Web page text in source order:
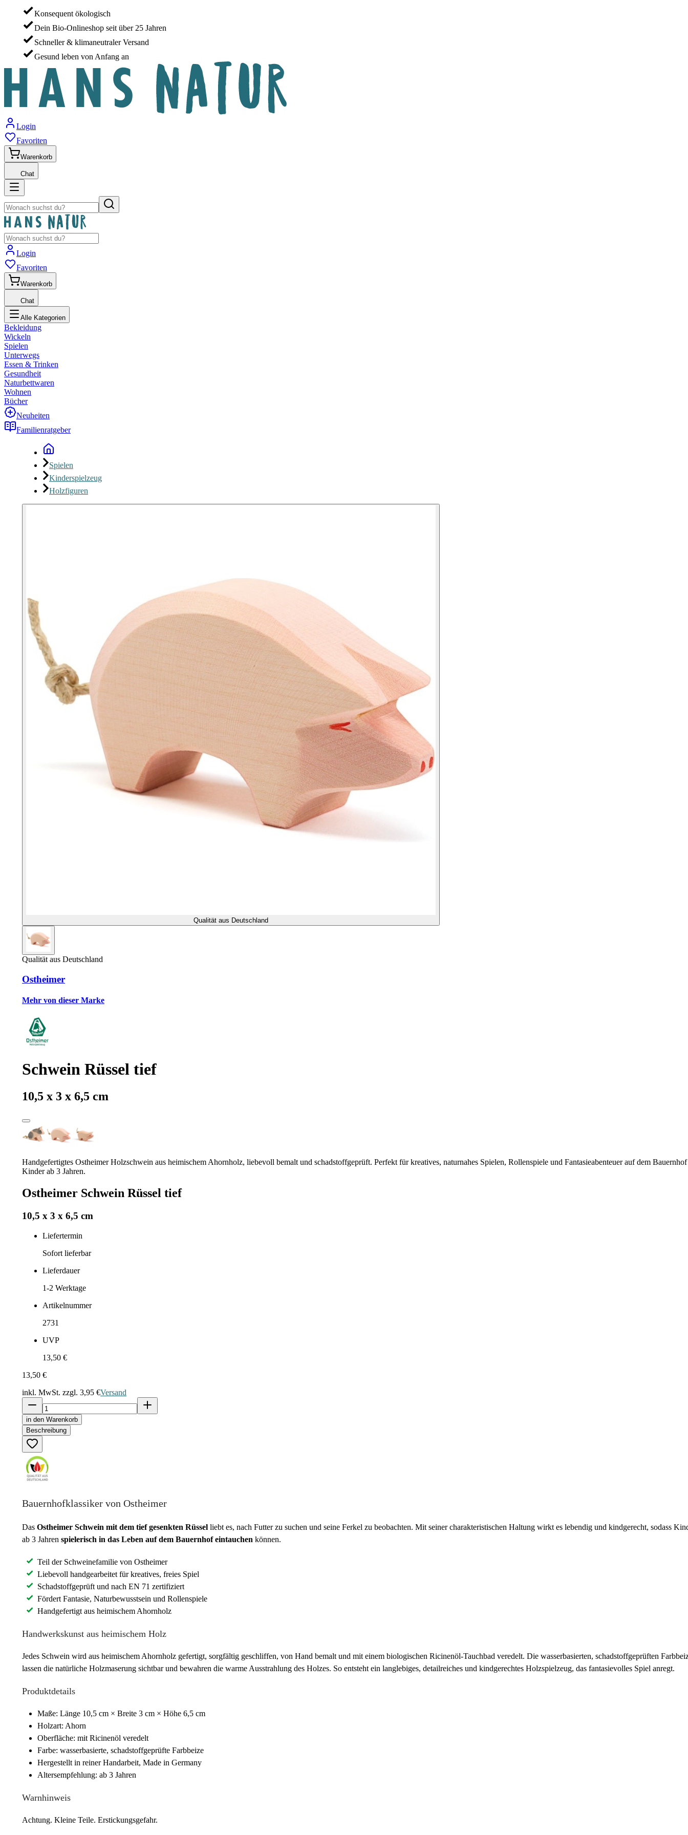
Konsequent ökologisch
Dein Bio-Onlineshop seit über 25 Jahren
Schneller & klimaneutraler Versand
Gesund leben von Anfang an
Login
Favoriten
Warenkorb
Chat
Login
Favoriten
Warenkorb
Chat
Alle Kategorien
Bekleidung
Wickeln
Spielen
Unterwegs
Essen & Trinken
Gesundheit
Naturbettwaren
Wohnen
Bücher
Neuheiten
Familienratgeber
Spielen
Kinderspielzeug
Holzfiguren
Qualität aus Deutschland
Qualität aus Deutschland
Ostheimer
Mehr von dieser Marke
Schwein Rüssel tief
10,5 x 3 x 6,5 cm
Handgefertigtes Ostheimer Holzschwein aus heimischem Ahornholz, liebevoll bemalt und schadstoffgeprüft. Perfekt für kreatives, naturnahes Spielen, Rollenspiele und Fantasieabenteuer auf dem
Kinder ab 3 Jahren.
Ostheimer Schwein Rüssel tief
10,5 x 3 x 6,5 cm
Liefertermin
Sofort lieferbar
Lieferdauer
1-2 Werktage
Artikelnummer
2731
UVP
13,50 €
13,50 €
inkl. MwSt. zzgl. 3,95 €Versand
in den Warenkorb
Beschreibung
Bauernhofklassiker von Ostheimer
Das Ostheimer Schwein mit dem tief gesenkten Rüssel liebt es, nach Futter zu suchen und seine Ferkel zu beobachten. Mit seiner charakteristischen Haltung wirkt es lebendig und kindgerecht, sodass
ab 3 Jahren spielerisch in das Leben auf dem Bauernhof eintauchen können.
Teil der Schweinefamilie von Ostheimer
Liebevoll handgearbeitet für kreatives, freies Spiel
Schadstoffgeprüft und nach EN 71 zertifiziert
Fördert Fantasie, Naturbewusstsein und Rollenspiele
Handgefertigt aus heimischem Ahornholz
Handwerkskunst aus heimischem Holz
Jedes Schwein wird aus heimischem Ahornholz gefertigt, sorgfältig geschliffen, von Hand bemalt und mit einem biologischen Ricinenöl-Tauchbad veredelt. Die wasserbasierten, schadstoffgeprüften
lassen die natürliche Holzmaserung sichtbar und bewahren die warme Ausstrahlung des Holzes. So entsteht ein langlebiges, detailreiches und kindgerechtes Holzspielzeug, das fantasievolles Spiel anregt.
Produktdetails
Maße: Länge 10,5 cm × Breite 3 cm × Höhe 6,5 cm
Holzart: Ahorn
Oberfläche: mit Ricinenöl veredelt
Farbe: wasserbasierte, schadstoffgeprüfte Farbbeize
Hergestellt in reiner Handarbeit, Made in Germany
Altersempfehlung: ab 3 Jahren
Warnhinweis
Achtung. Kleine Teile. Erstickungsgefahr.